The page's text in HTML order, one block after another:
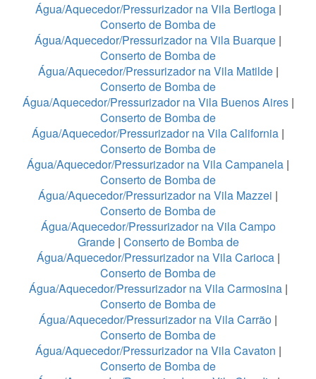
Água/Aquecedor/Pressurizador na Vila Bertioga|
Conserto de Bomba de
Água/Aquecedor/Pressurizador na Vila Buarque |
Conserto de Bomba de
Água/Aquecedor/Pressurizador na Vila Matilde|
Conserto de Bomba de
Água/Aquecedor/Pressurizador na Vila Buenos Aires|
Conserto de Bomba de
Água/Aquecedor/Pressurizador na Vila California |
Conserto de Bomba de
Água/Aquecedor/Pressurizador na Vila Campanela |
Conserto de Bomba de
Água/Aquecedor/Pressurizador na Vila Mazzei |
Conserto de Bomba de
Água/Aquecedor/Pressurizador na Vila Campo
Grande| Conserto de Bomba de
Água/Aquecedor/Pressurizador na Vila Carioca|
Conserto de Bomba de
Água/Aquecedor/Pressurizador na Vila Carmosina|
Conserto de Bomba de
Água/Aquecedor/Pressurizador na Vila Carrão |
Conserto de Bomba de
Água/Aquecedor/Pressurizador na Vila Cavaton |
Conserto de Bomba de